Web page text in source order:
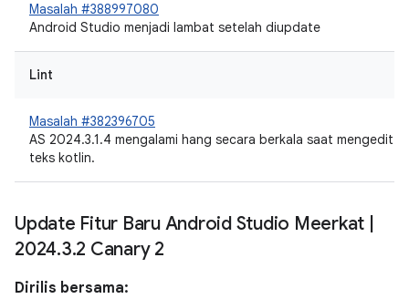
Masalah #388997080
Android Studio menjadi lambat setelah diupdate
Lint
Masalah #382396705
AS 2024.3.1.4 mengalami hang secara berkala saat mengedit
teks kotlin.
Update Fitur Baru Android Studio Meerkat
2024.3.2 Canary 2
Dirilis bersama: